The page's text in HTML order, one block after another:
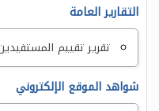
التقارير العامة
تقرير تقييم
شواهد الموقع الإلكتروني